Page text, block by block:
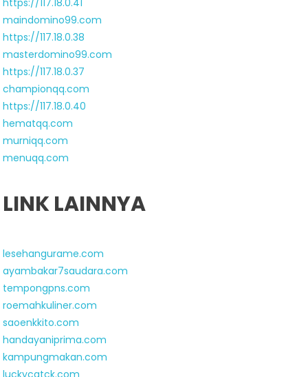
https://117.18.0.41
maindomino99.com
https://117.18.0.38
masterdomino99.com
https://117.18.0.37
championqq.com
https://117.18.0.40
hematqq.com
murniqq.com
menuqq.com
LINK LAINNYA
lesehangurame.com
ayambakar7saudara.com
tempongpns.com
roemahkuliner.com
saoenkkito.com
handayaniprima.com
kampungmakan.com